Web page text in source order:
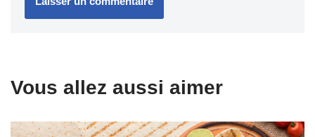
Vous allez aussi aimer